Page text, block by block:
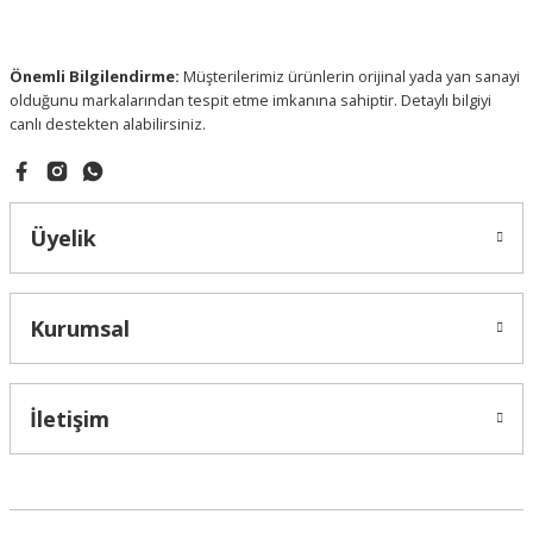
Cifam
281,25 ₺
Önemli Bilgilendirme: Müşterilerimiz ürünlerin orijinal yada yan sanayi
olduğunu markalarından tespit etme imkanına sahiptir. Detaylı bilgiyi
canlı destekten alabilirsiniz.
Üyelik
Kurumsal
İletişim